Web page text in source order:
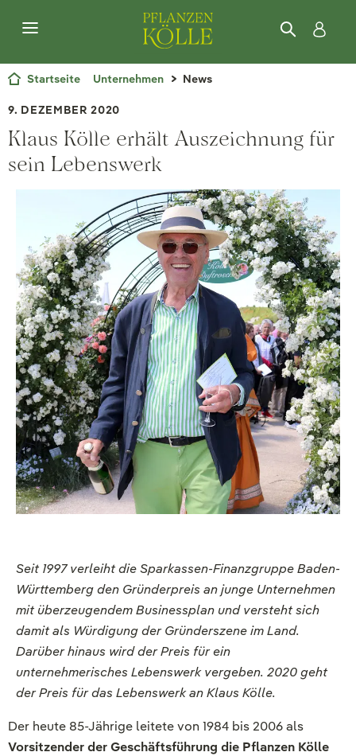
Startseite Unternehmen News
9. DEZEMBER 2020
Klaus Kölle erhält Auszeichnung für
sein Lebenswerk
Seit 1997 verleiht die Sparkassen-Finanzgruppe Baden-
Württemberg den Gründerpreis an junge Unternehmen
mit überzeugendem Businessplan und versteht sich
damit als Würdigung der Gründer­szene im Land.
Darüber hinaus wird der Preis für ein
unternehmerisches Lebenswerk vergeben. 2020 geht
der Preis für das Lebenswerk an Klaus Kölle.
Der heute 85-Jährige leitete von 1984 bis 2006 als
Vorsitzender der Geschäftsführung die Pflanzen Kölle